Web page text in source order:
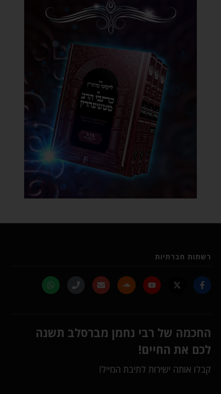
רשתות חברתיות
החכמה של רבי נחמן מברסלב תשנה
לכם את החיים!
קבלו אותה ישירות לתיבת המייל!